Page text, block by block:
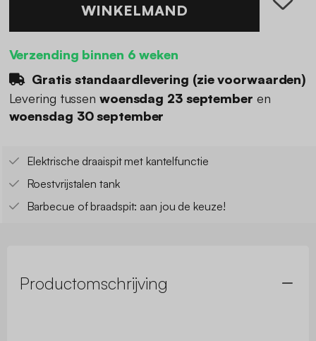
WINKELMAND
Verzending binnen 6 weken
Gratis standaardlevering (zie voorwaarden)
Levering tussen woensdag 23 september en
woensdag 30 september
Elektrische draaispit met kantelfunctie
Roestvrijstalen tank
Barbecue of braadspit: aan jou de keuze!
Productomschrijving